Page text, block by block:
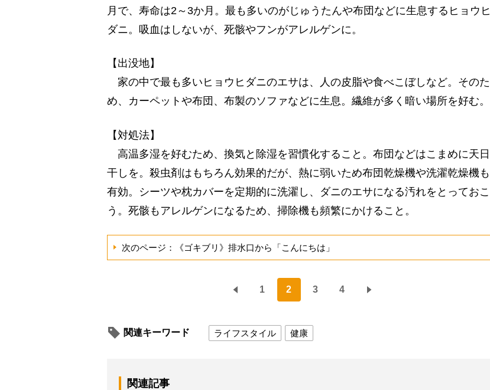
月で、寿命は2～3か月。最も多いのがじゅうたんや布団などに生息するヒョウヒ
ダニ。吸血はしないが、死骸やフンがアレルゲンに。
【出没地】
家の中で最も多いヒョウヒダニのエサは、人の皮脂や食べこぼしなど。そのた
め、カーペットや布団、布製のソファなどに生息。繊維が多く暗い場所を好む。
【対処法】
高温多湿を好むため、換気と除湿を習慣化すること。布団などはこまめに天日
干しを。殺虫剤はもちろん効果的だが、熱に弱いため布団乾燥機や洗濯乾燥機も
有効。シーツや枕カバーを定期的に洗濯し、ダニのエサになる汚れをとっておこ
う。死骸もアレルゲンになるため、掃除機も頻繁にかけること。
次のページ：《ゴキブリ》排水口から「こんにちは」
1 2 3 4
関連キーワード ライフスタイル 健康
関連記事